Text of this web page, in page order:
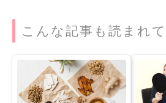
こんな記事も読まれ